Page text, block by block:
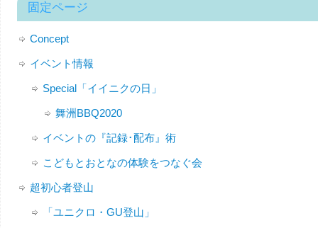
固定ページ
Concept
イベント情報
Special「イイニクの日」
舞洲BBQ2020
イベントの『記録･配布』術
こどもとおとなの体験をつなぐ会
超初心者登山
「ユニクロ・GU登山」